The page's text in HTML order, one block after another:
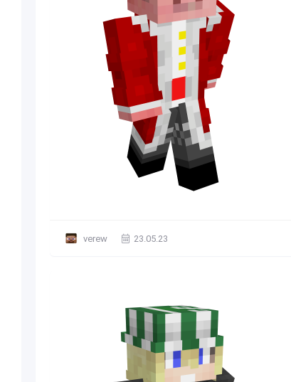
verew 23.05.23